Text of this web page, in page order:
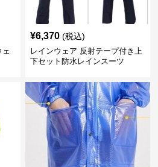
ェ
¥6,370 (税込)
レインウェア 反射テープ付き上
下セット防水レインスーツ